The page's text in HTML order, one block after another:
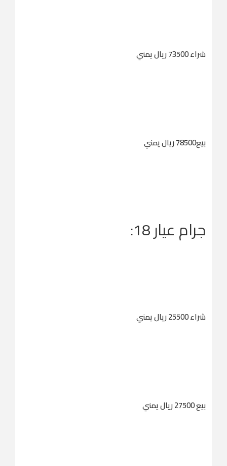
شراء 73500 ريال يمني
بيع78500 ريال يمني
جرام عيار 18:
شراء 25500 ريال يمني
بيع 27500 ريال يمني